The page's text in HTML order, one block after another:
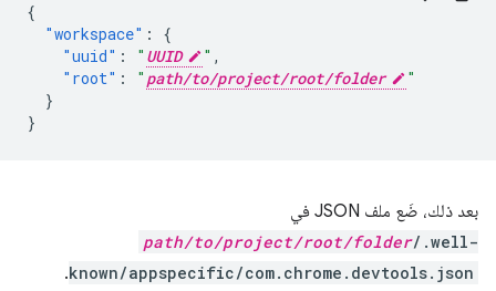
{
"workspace" :
{
"uuid" : " UUID " ,
"root" : " path/to/project/root/folder
"
}
}
بعد ذلك، ضَع ملف JSON في
path/to/project/root/folder/.well-
known/appspecific/com.chrome.devtools.json
.